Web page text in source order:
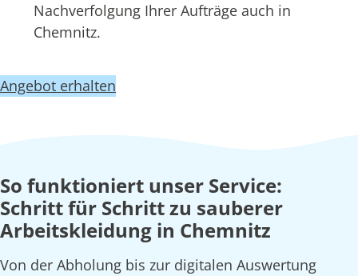
Nachverfolgung Ihrer Aufträge auch in
Chemnitz.
Angebot erhalten
So funktioniert unser Service:
Schritt für Schritt zu sauberer
Arbeitskleidung in Chemnitz
Von der Abholung bis zur digitalen Auswertung